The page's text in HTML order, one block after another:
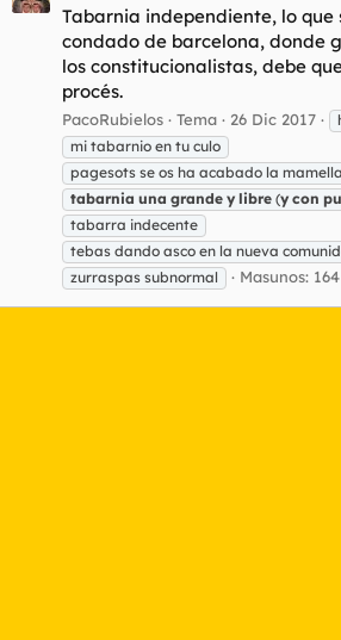
Tabarnia independiente, lo
condado de barcelona, donde
los constitucionalistas, debe
procés.
PacoRubielos Tema 26 Dic 2017
mi tabarnio en tu culo
pagesots se os ha acabado la mamella
tabarnia una grande y libre (y con
tabarra indecente
tebas dando asco en la nueva
zurraspas subnormal
Masunos: 164